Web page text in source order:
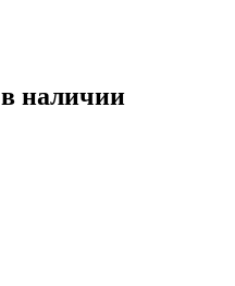
в наличии